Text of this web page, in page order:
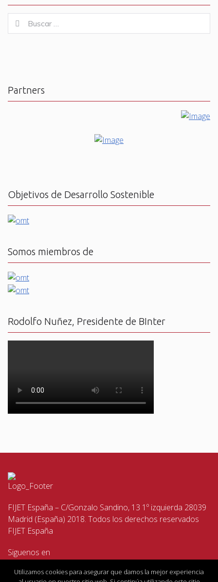
for:
Buscar
Partners
Objetivos de Desarrollo Sostenible
Somos miembros de
Rodolfo Nuñez, Presidente de BInter
FIJET España – C/Gonzalo Sandino, 13 1º izquierda 28039
Madrid (España) 2018. Todos los derechos reservados
FIJET España
Siguenos en
Utilizamos cookies para asegurar que damos la mejor experiencia